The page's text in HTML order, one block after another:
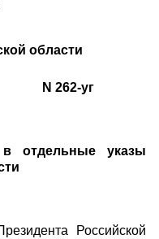
области
года
262-уг
отдельные указы
Российской